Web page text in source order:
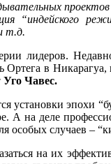
“индейского
т.д.
лидеров.
в
Чавес.
эпохи
на деле
случаев –
на их